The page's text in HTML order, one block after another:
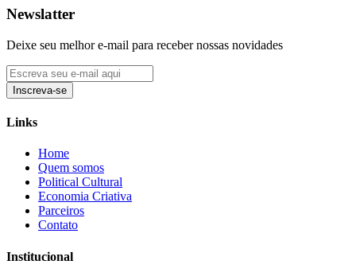
Newslatter
Deixe seu melhor e-mail para receber nossas novidades
Inscreva-se
Links
Home
Quem somos
Political Cultural
Economia Criativa
Parceiros
Contato
Institucional